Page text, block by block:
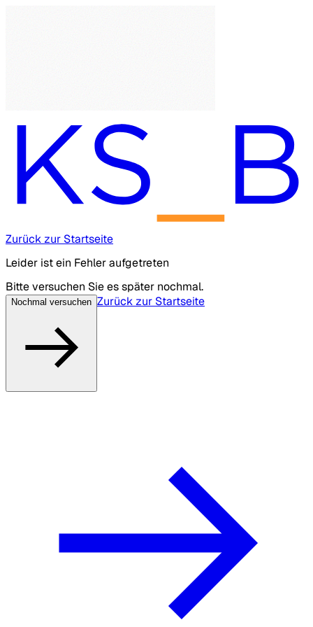
Zurück zur Startseite
Leider ist ein Fehler aufgetreten
Bitte versuchen Sie es später nochmal.
Nochmal versuchen Zurück zur Startseite